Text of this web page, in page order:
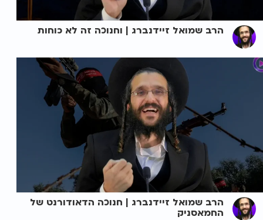
הרב שמואל זיידנברג | וחנוכה זה לא כוחות
הרב שמואל זיידנברג | חנוכה הדאודורנט של
החמאסניק